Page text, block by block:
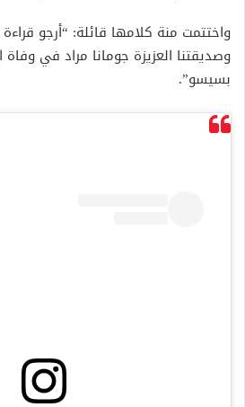
واختتمت منة كلامها قائلة: “أرجو قراءة
وصديقتنا العزيزة جومانا مراد في وفاة
بسيسو”.